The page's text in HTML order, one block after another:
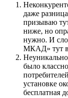
даже
призываю
ниже, но
нужно. И
МКАД» тут
было
установке
бесплатная